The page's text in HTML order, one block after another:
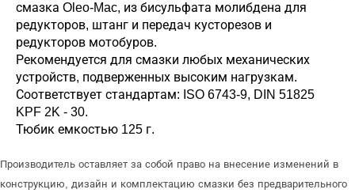
смазка Oleo-Mac, из бисульфата молибдена для
редукторов, штанг и передач кусторезов и
редукторов мотобуров.
Рекомендуется для смазки любых механических
устройств, подверженных высоким нагрузкам.
Соответствует стандартам: ISO 6743-9, DIN 51825
KPF 2K - 30.
Тюбик емкостью 125 г.
Производитель оставляет за собой право на внесение изменений в
конструкцию, дизайн и комплектацию смазки без предварительного